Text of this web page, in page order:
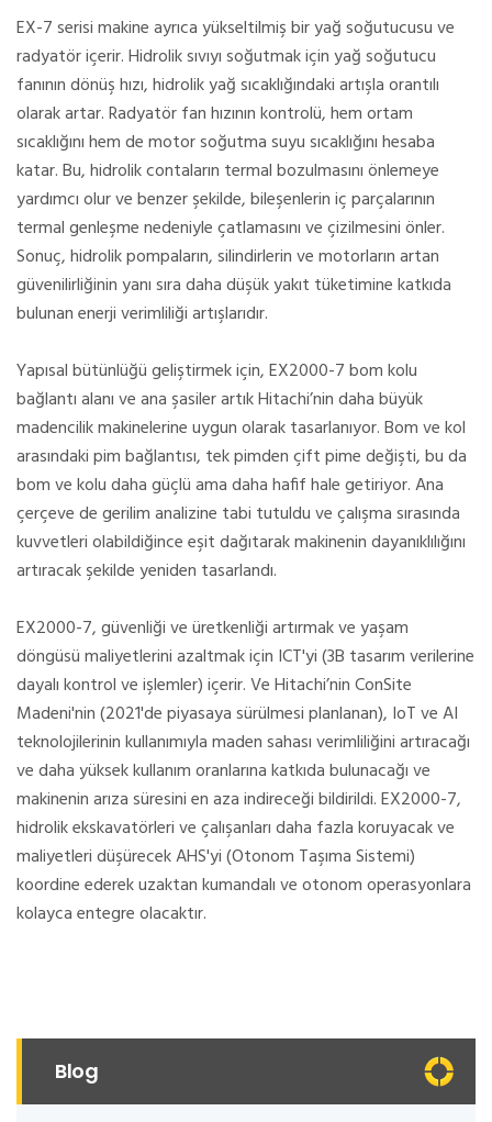
EX-7 serisi makine ayrıca yükseltilmiş bir yağ soğutucusu ve
radyatör içerir. Hidrolik sıvıyı soğutmak için yağ soğutucu
fanının dönüş hızı, hidrolik yağ sıcaklığındaki artışla orantılı
olarak artar. Radyatör fan hızının kontrolü, hem ortam
sıcaklığını hem de motor soğutma suyu sıcaklığını hesaba
katar. Bu, hidrolik contaların termal bozulmasını önlemeye
yardımcı olur ve benzer şekilde, bileşenlerin iç parçalarının
termal genleşme nedeniyle çatlamasını ve çizilmesini önler.
Sonuç, hidrolik pompaların, silindirlerin ve motorların artan
güvenilirliğinin yanı sıra daha düşük yakıt tüketimine katkıda
bulunan enerji verimliliği artışlarıdır.
Yapısal bütünlüğü geliştirmek için, EX2000-7 bom kolu
bağlantı alanı ve ana şasiler artık Hitachi’nin daha büyük
madencilik makinelerine uygun olarak tasarlanıyor. Bom ve kol
arasındaki pim bağlantısı, tek pimden çift pime değişti, bu da
bom ve kolu daha güçlü ama daha hafif hale getiriyor. Ana
çerçeve de gerilim analizine tabi tutuldu ve çalışma sırasında
kuvvetleri olabildiğince eşit dağıtarak makinenin dayanıklılığını
artıracak şekilde yeniden tasarlandı.
EX2000-7, güvenliği ve üretkenliği artırmak ve yaşam
döngüsü maliyetlerini azaltmak için ICT'yi (3B tasarım verilerine
dayalı kontrol ve işlemler) içerir. Ve Hitachi’nin ConSite
Madeni'nin (2021'de piyasaya sürülmesi planlanan), IoT ve AI
teknolojilerinin kullanımıyla maden sahası verimliliğini artıracağı
ve daha yüksek kullanım oranlarına katkıda bulunacağı ve
makinenin arıza süresini en aza indireceği bildirildi. EX2000-7,
hidrolik ekskavatörleri ve çalışanları daha fazla koruyacak ve
maliyetleri düşürecek AHS'yi (Otonom Taşıma Sistemi)
koordine ederek uzaktan kumandalı ve otonom operasyonlara
kolayca entegre olacaktır.
Blog